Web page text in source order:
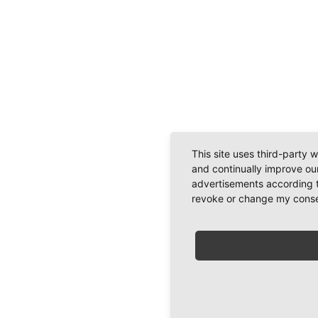
This site uses third-party
and continually improve
advertisements according
revoke or change my